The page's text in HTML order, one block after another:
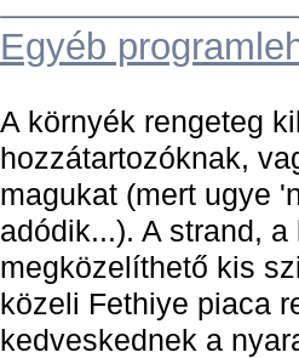
Egyéb programle
A környék rengeteg
hozzátartozóknak,
magukat (mert ugye
adódik...). A strand,
megközelíthető kis
közeli Fethiye piaca
kedveskednek a nya